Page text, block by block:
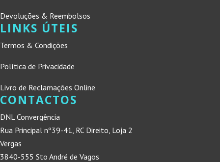
Devoluções & Reembolsos
LINKS ÚTEIS
Termos & Condições
Política de Privacidade
Livro de Reclamações Online
CONTACTOS
DNL Convergência
Rua Principal nº39-41, RC Direito, Loja 2
Vergas
3840-555 Sto André de Vagos